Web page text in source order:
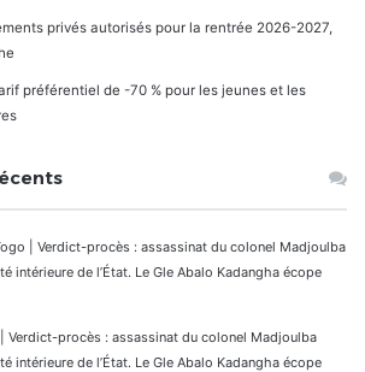
privés autorisés pour la rentrée 2026-2027,
préférentiel de -70 % pour les jeunes et les
| Verdict-procès : assassinat du colonel Madjoulba
intérieure de l’État. Le Gle Abalo Kadangha écope
Verdict-procès : assassinat du colonel Madjoulba
intérieure de l’État. Le Gle Abalo Kadangha écope